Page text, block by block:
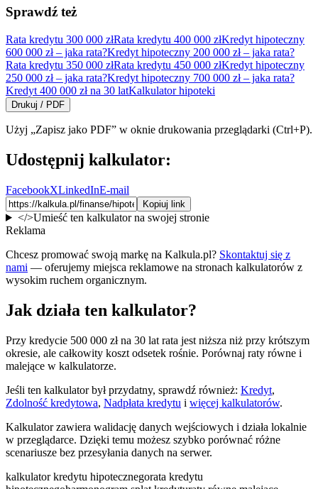
Sprawdź też
Rata kredytu 300 000 złRata kredytu 400 000 złKredyt hipoteczny
600 000 zł – jaka rata?Kredyt hipoteczny 200 000 zł – jaka rata?
Rata kredytu 350 000 złRata kredytu 450 000 złKredyt hipoteczny
250 000 zł – jaka rata?Kredyt hipoteczny 700 000 zł – jaka rata?
Kredyt 400 000 zł na 30 latKalkulator hipoteki
Drukuj / PDF
Użyj „Zapisz jako PDF” w oknie drukowania przeglądarki (Ctrl+P).
Udostępnij kalkulator:
FacebookXLinkedInE-mail
Kopiuj link
</>Umieść ten kalkulator na swojej stronie
Reklama
Chcesz promować swoją markę na Kalkula.pl? Skontaktuj się z
nami — oferujemy miejsca reklamowe na stronach kalkulatorów z
wysokim ruchem organicznym.
Jak działa ten kalkulator?
Przy kredycie 500 000 zł na 30 lat rata jest niższa niż przy krótszym
okresie, ale całkowity koszt odsetek rośnie. Porównaj raty równe i
malejące w kalkulatorze.
Jeśli ten kalkulator był przydatny, sprawdź również: Kredyt,
Zdolność kredytowa, Nadpłata kredytu i więcej kalkulatorów.
Kalkulator zawiera walidację danych wejściowych i działa lokalnie
w przeglądarce. Dzięki temu możesz szybko porównać różne
scenariusze bez przesyłania danych na serwer.
kalkulator kredytu hipotecznegorata kredytu